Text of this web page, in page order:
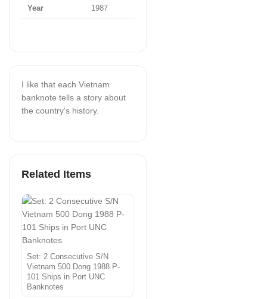
Year 1987
I like that each Vietnam
banknote tells a story about
the country's history.
Related Items
Set: 2 Consecutive S/N
Vietnam 500 Dong 1988 P-
101 Ships in Port UNC
Banknotes